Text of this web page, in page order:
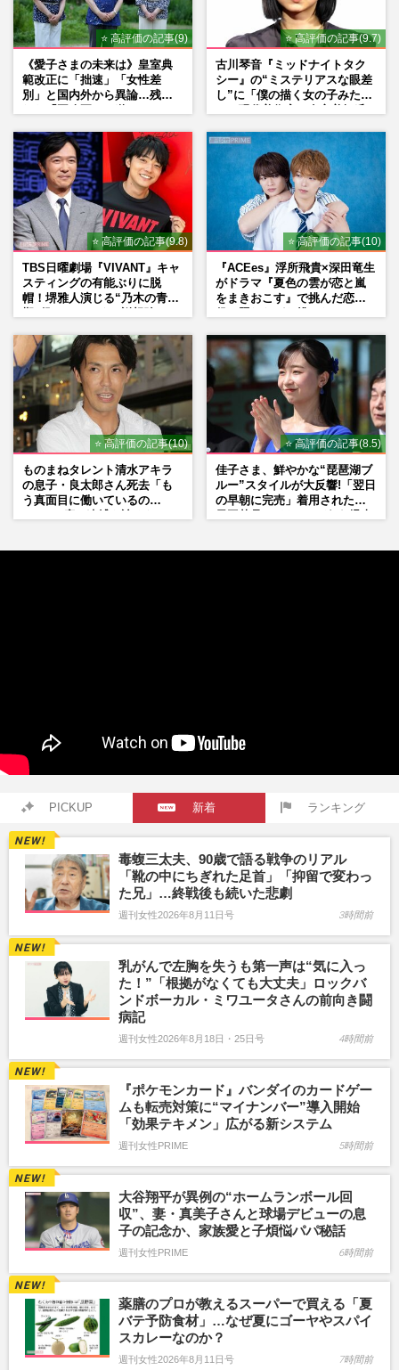
⭐ 高評価の記事(9)
《愛子さまの未来は》皇室典
範改正に「拙速」「女性差
別」と国内外から異論…残さ
⭐ 高評価の記事(9.7)
古川琴音『ミッドナイトタク
シー』の“ミステリアスな眼差
し”に「僕の描く女の子みた
⭐ 高評価の記事(9.8)
TBS日曜劇場『VIVANT』キャ
スティングの有能ぶりに脱
帽！堺雅人演じる“乃木の青年
マン長男・櫻井海音だった
⭐ 高評価の記事(10)
『ACEes』浮所飛貴×深田竜生
がドラマ『夏色の雲が恋と嵐
をまきおこす』で挑んだ恋人
⭐ 高評価の記事(10)
ものまねタレント清水アキラ
の息子・良太郎さん死去「も
う真面目に働いているの
⭐ 高評価の記事(8.5)
佳子さま、鮮やかな“琵琶湖ブ
ルー”スタイルが大反響!「翌日
の早朝に完売」着用された地
PICKUP 新着 ランキング
毒蝮三太夫、90歳で語る戦争のリアル
「靴の中にちぎれた足首」「抑留で変わっ
た兄」…終戦後も続いた悲劇
週刊女性2026年8月11日号 3時間前
乳がんで左胸を失うも第一声は“気に入っ
た！”「根拠がなくても大丈夫」ロックバ
ンドボーカル・ミワユータさんの前向き闘
病記
週刊女性2026年8月18日・25日号 4時間前
『ポケモンカード』バンダイのカードゲー
ムも転売対策に“マイナンバー”導入開始
「効果テキメン」広がる新システム
週刊女性PRIME 5時間前
大谷翔平が異例の“ホームランボール回
収”、妻・真美子さんと球場デビューの息
子の記念か、家族愛と子煩悩パパ秘話
週刊女性PRIME 6時間前
薬膳のプロが教えるスーパーで買える「夏
バテ予防食材」…なぜ夏にゴーヤやスパイ
スカレーなのか？
週刊女性2026年8月11日号 7時間前